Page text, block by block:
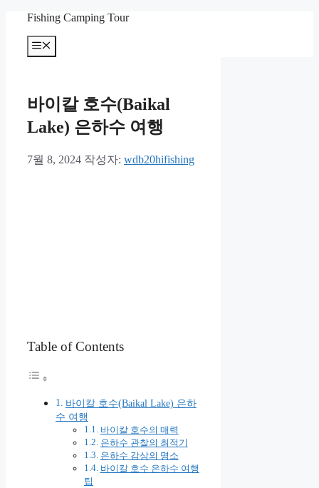
Fishing Camping Tour
메
뉴
바이칼 호수(Baikal
Lake) 은하수 여행
7월 8, 2024 작성자: wdb20hifishing
Table of Contents
바이칼 호수(Baikal Lake) 은하
수 여행
바이칼 호수의 매력
은하수 관찰의 최적기
은하수 감상의 명소
바이칼 호수 은하수 여행
팁